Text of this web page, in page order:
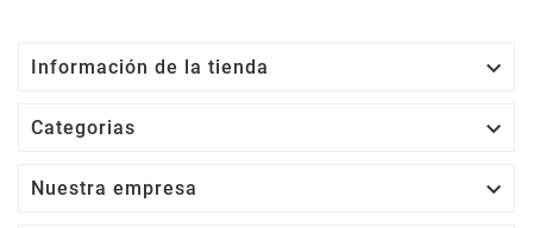
Información de la tienda 
Categorias 
Nuestra empresa 